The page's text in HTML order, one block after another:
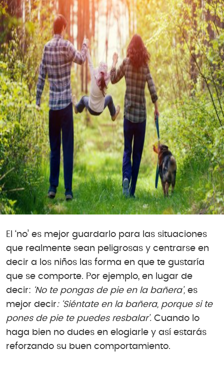
El ‘no’ es mejor guardarlo para las situaciones
que realmente sean peligrosas y centrarse en
decir a los niños las forma en que te gustaría
que se comporte. Por ejemplo, en lugar de
decir: ‘No te pongas de pie en la bañera’, es
mejor decir: ‘Siéntate en la bañera, porque si te
pones de pie te puedes resbalar’. Cuando lo
haga bien no dudes en elogiarle y así estarás
reforzando su buen comportamiento.